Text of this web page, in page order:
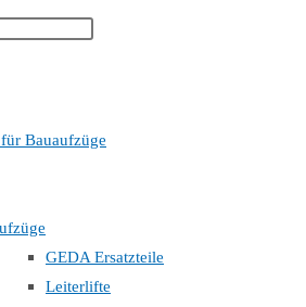
Bauaufzüge
GEDA Ersatzteile
Leiterlifte